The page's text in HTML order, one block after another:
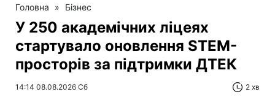
Головна » Бізнес
У 250 академічних ліцеях
стартувало оновлення STEM-
просторів за підтримки ДТЕК​‌
14:14 08.08.2026 Сб 2 хв